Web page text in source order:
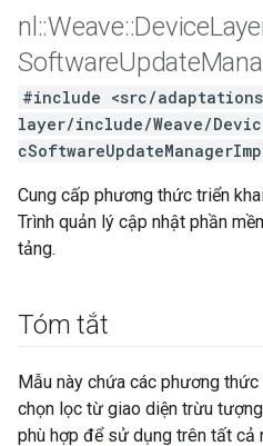
nl ::Weave::Device
SoftwareUpdate
#include <src/
layer/include/Weave/
Cung cấp phương thức triển
Trình quản lý cập nhật phần
tảng.
Tóm tắt
Mẫu này chứa các phương
chọn lọc từ giao diện trừu tượng
phù hợp để sử dụng trên tất cả